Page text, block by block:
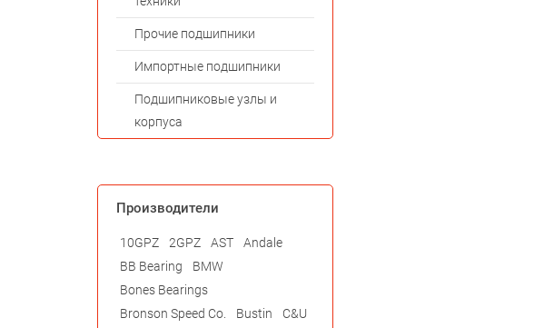
Прочие подшипники
Импортные подшипники
Подшипниковые узлы и
корпуса
Производители
10GPZ 2GPZ AST
Andale
BB Bearing
BMW
Bones Bearings
Bronson Speed Co.
Bustin
C&U